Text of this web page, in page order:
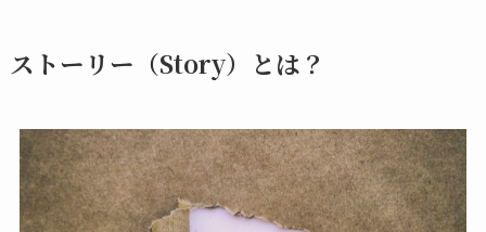
ストーリー（Story）とは？